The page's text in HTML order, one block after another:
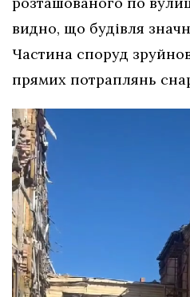
видно, що будівля
Частина споруд
прямих потраплянь